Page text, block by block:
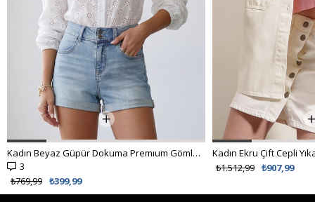
Kadın Beyaz Güpür Dokuma Premıum Gömlek ALC-X4366
3
₺399,99
₺769,99
₺907,99
₺1.512,99